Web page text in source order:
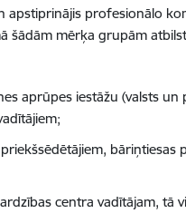
apstiprinājis profesionālo
šādām mērķa grupām
aprūpes iestāžu (valsts
bāriņtiesas
centra vadītājam, tā